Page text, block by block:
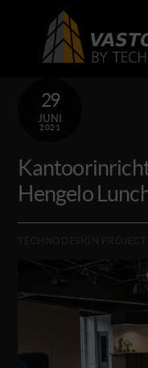
content
29
JUNI
2021
Hengelo